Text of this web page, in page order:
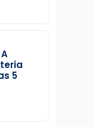
5